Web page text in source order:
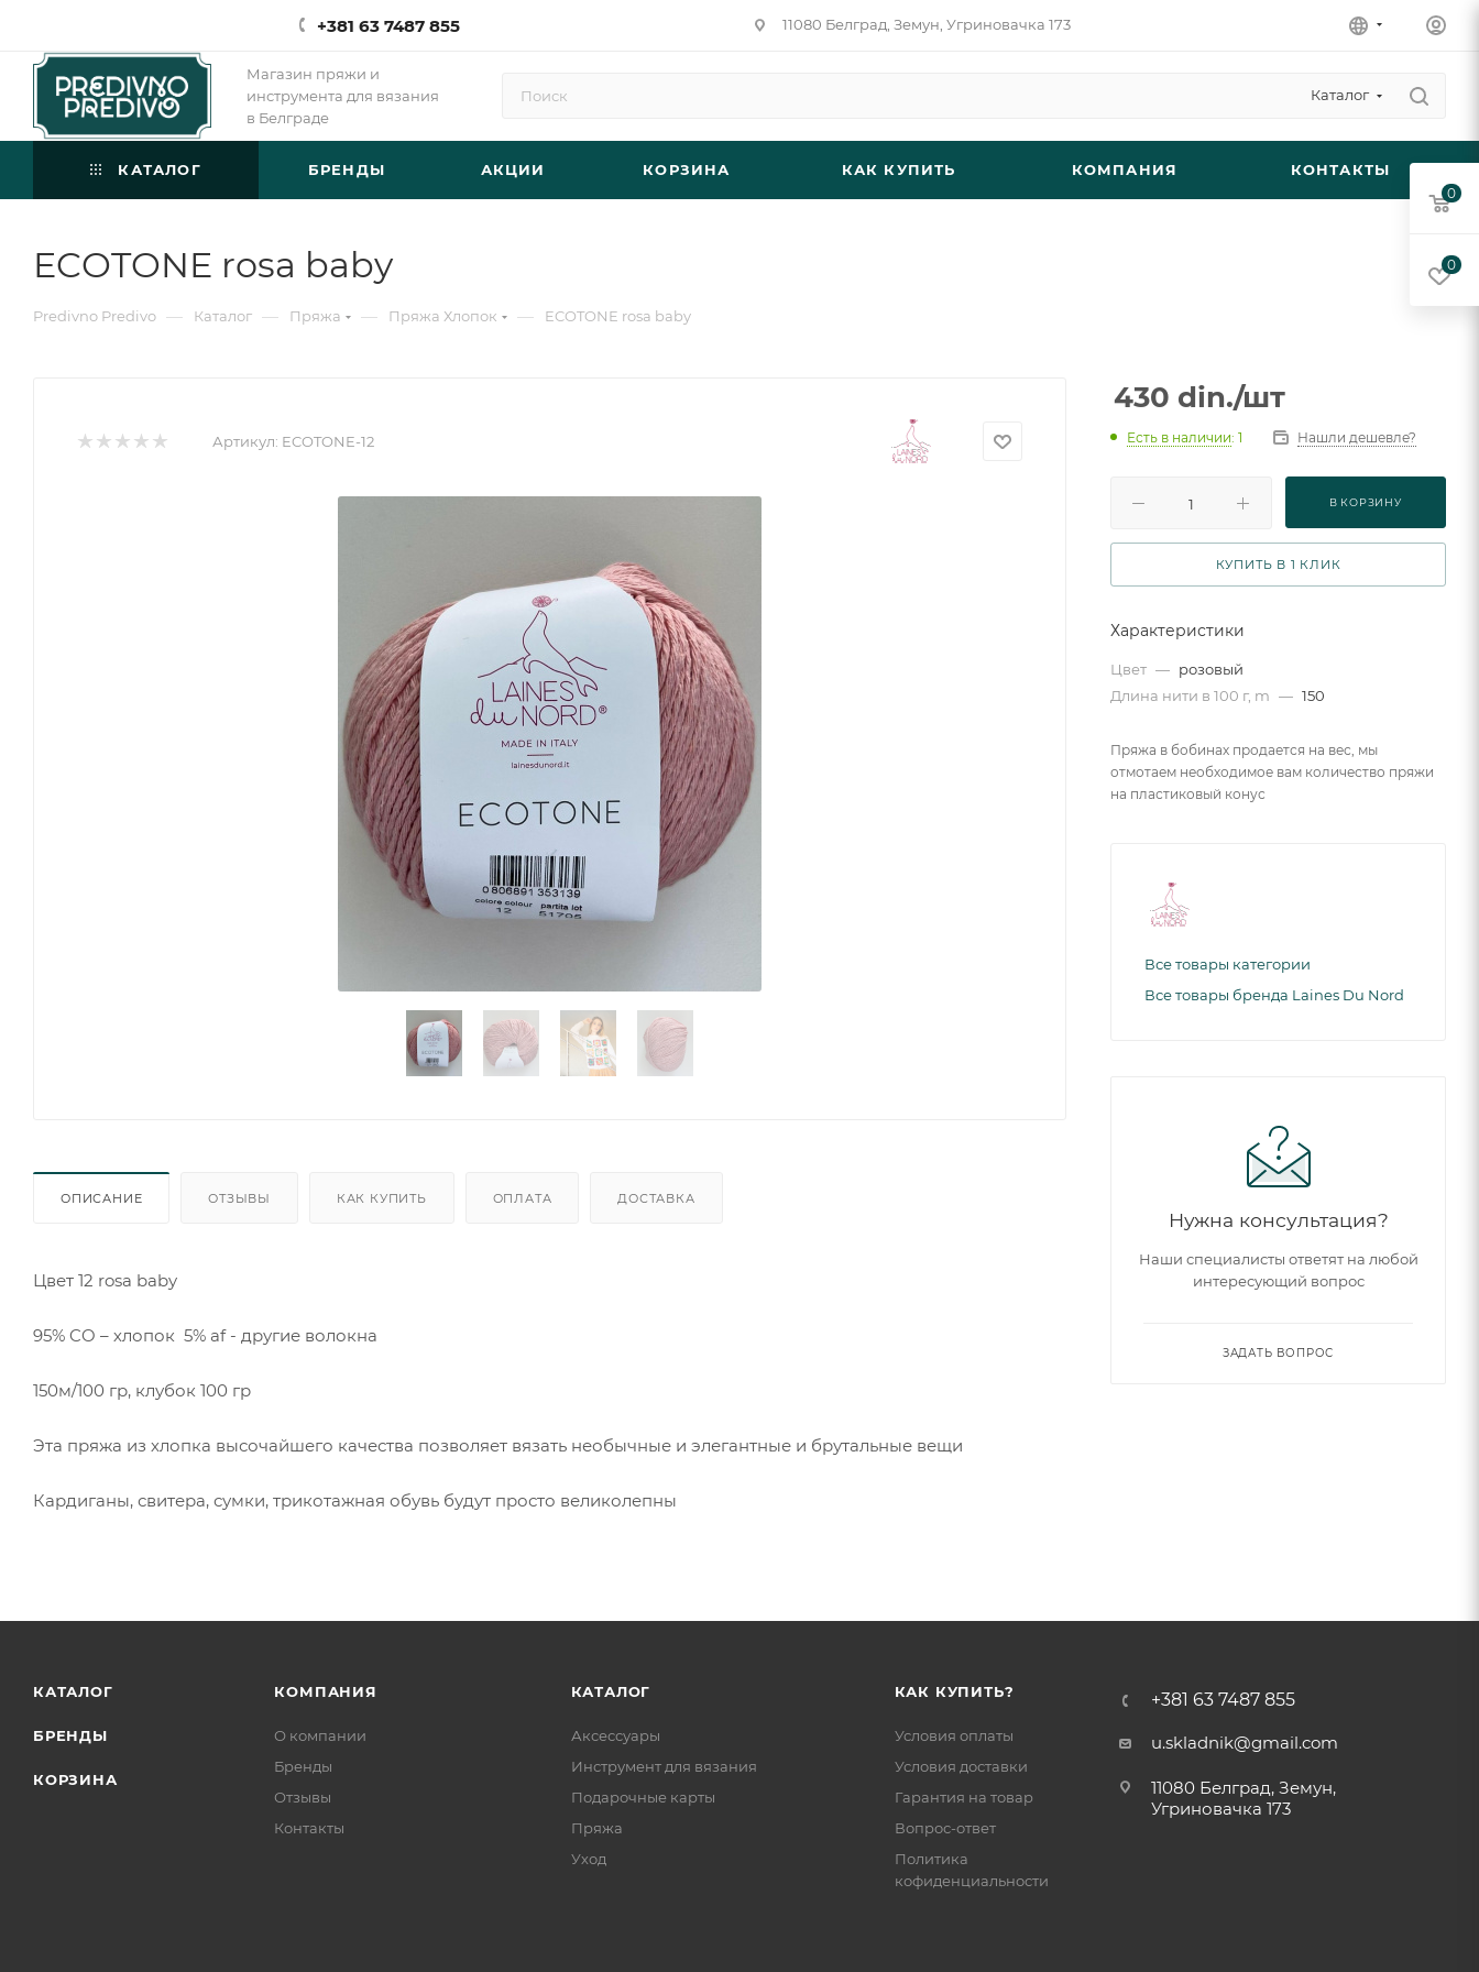
+381 63 7487 855 11080 Белград, Земун, Угриновачка 173
Магазин пряжи и
инструмента для вязания
в Белграде
Каталог
КАТАЛОГ БРЕНДЫ АКЦИИ КОРЗИНА КАК КУПИТЬ КОМПАНИЯ КОНТАКТЫ
ECOTONE rosa baby
Predivno Predivo — Каталог — Пряжа — Пряжа Хлопок — ECOTONE rosa baby
Артикул: ECOTONE-12
ОПИСАНИЕ ОТЗЫВЫ КАК КУПИТЬ ОПЛАТА ДОСТАВКА
Цвет 12 rosa baby
95% CO – хлопок 5% af - другие волокна
150м/100 гр, клубок 100 гр
Эта пряжа из хлопка высочайшего качества позволяет вязать необычные и элегантные и брутальные вещи
Кардиганы, свитера, сумки, трикотажная обувь будут просто великолепны
430 din./шт
Есть в наличии: 1 Нашли дешевле?
В КОРЗИНУ
КУПИТЬ В 1 КЛИК
Характеристики
Цвет — розовый
Длина нити в 100 г, m — 150
Пряжа в бобинах продается на вес, мы
отмотаем необходимое вам количество пряжи
на пластиковый конус
Все товары категории
Все товары бренда Laines Du Nord
Нужна консультация?
Наши специалисты ответят на любой
интересующий вопрос
ЗАДАТЬ ВОПРОС
КАТАЛОГ
БРЕНДЫ
КОРЗИНА
КОМПАНИЯ
О компании
Бренды
Отзывы
Контакты
КАТАЛОГ
Аксессуары
Инструмент для вязания
Подарочные карты
Пряжа
Уход
КАК КУПИТЬ?
Условия оплаты
Условия доставки
Гарантия на товар
Вопрос-ответ
Политика
кофиденциальности
+381 63 7487 855
u.skladnik@gmail.com
11080 Белград, Земун,
Угриновачка 173
0
0